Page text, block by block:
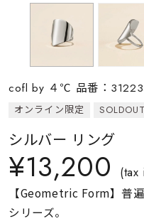
誕生石
石の色
ファッションテイス
ト
着用シーン
cofl by ４℃ 品番：
オンライン限定 SOLDOUT
シルバー リング
¥13,200 (tax
【Geometric Form】普
シリーズ。